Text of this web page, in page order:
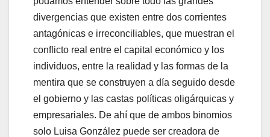
divergencias que existen entre dos corrientes
antagónicas e irreconciliables, que muestran el
conflicto real entre el capital económico y los
individuos, entre la realidad y las formas de la
mentira que se construyen a día seguido desde
el gobierno y las castas políticas oligárquicas y
empresariales. De ahí que de ambos binomios
solo Luisa González puede ser creadora de